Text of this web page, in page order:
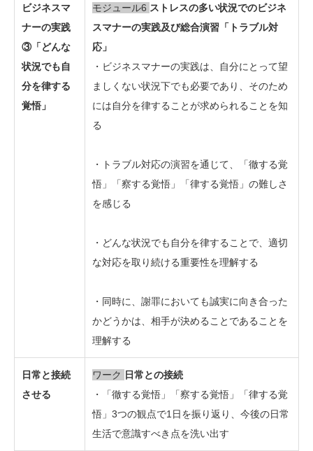
ビジネスマ
ナーの実践
③「どんな
状況でも自
分を律する
覚悟」
モジュール6 ストレスの多い状況でのビジネ
スマナーの実践及び総合演習「トラブル対
応」
・ビジネスマナーの実践は、自分にとって望
ましくない状況下でも必要であり、そのため
には自分を律することが求められることを知
る
・トラブル対応の演習を通じて、「徹する覚
悟」「察する覚悟」「律する覚悟」の難しさ
を感じる
・どんな状況でも自分を律することで、適切
な対応を取り続ける重要性を理解する
・同時に、謝罪においても誠実に向き合った
かどうかは、相手が決めることであることを
理解する
日常と接続
させる
ワーク 日常との接続
・「徹する覚悟」「察する覚悟」「律する覚
悟」3つの観点で1日を振り返り、今後の日常
生活で意識すべき点を洗い出す